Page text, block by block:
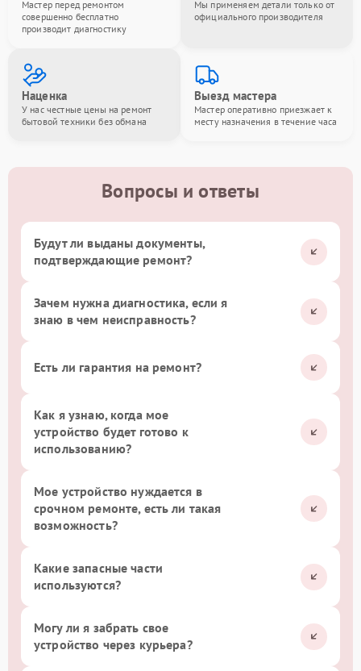
Мастер перед ремонтом
совершенно бесплатно
производит диагностику
Мы применяем детали только от
официального производителя
Наценка
У нас честные цены на ремонт
бытовой техники без обмана
Выезд мастера
Мастер оперативно приезжает к
месту назначения в течение часа
Вопросы и ответы
Будут ли выданы документы,
подтверждающие ремонт?
Зачем нужна диагностика, если я
знаю в чем неисправность?
Есть ли гарантия на ремонт?
Как я узнаю, когда мое
устройство будет готово к
использованию?
Мое устройство нуждается в
срочном ремонте, есть ли такая
возможность?
Какие запасные части
используются?
Могу ли я забрать свое
устройство через курьера?